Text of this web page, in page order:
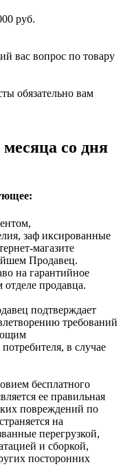
руб.
вас вопрос по товару
обязательно вам
со дня
заф иксированные
магазите
Продавец.
на гарантийное
продавца.
подтверждает
требований
в случае
бесплатного
ее правильная
повреждений по
на
перегрузкой,
и сборкой,
посторонних